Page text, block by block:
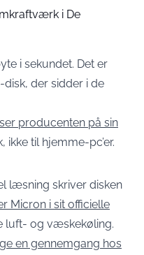
i De
i sekundet. Det er
disk, der sidder i de
producenten på sin
til hjemme-pc’er.
læsning skriver disken
Micron i sit officielle
luft- og væskekøling.
en gennemgang hos